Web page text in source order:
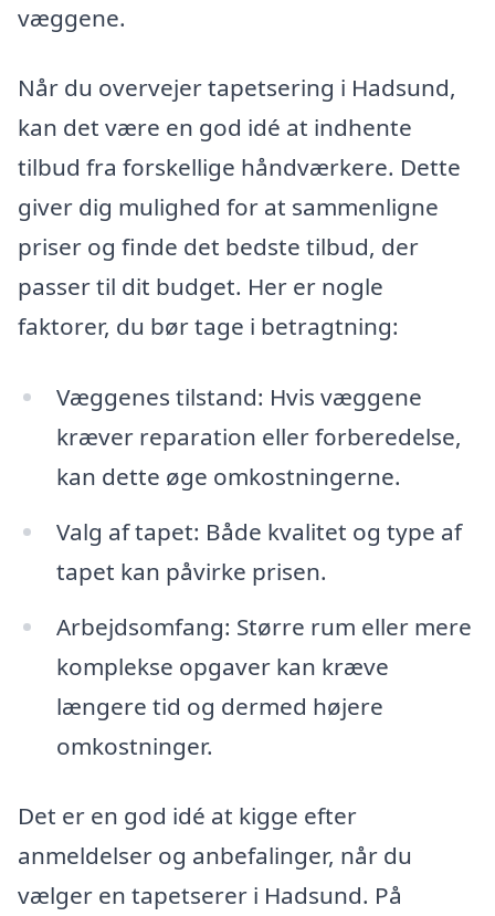
væggene.
Når du overvejer tapetsering i Hadsund,
kan det være en god idé at indhente
tilbud fra forskellige håndværkere. Dette
giver dig mulighed for at sammenligne
priser og finde det bedste tilbud, der
passer til dit budget. Her er nogle
faktorer, du bør tage i betragtning:
Væggenes tilstand: Hvis væggene
kræver reparation eller forberedelse,
kan dette øge omkostningerne.
Valg af tapet: Både kvalitet og type af
tapet kan påvirke prisen.
Arbejdsomfang: Større rum eller mere
komplekse opgaver kan kræve
længere tid og dermed højere
omkostninger.
Det er en god idé at kigge efter
anmeldelser og anbefalinger, når du
vælger en tapetserer i Hadsund. På